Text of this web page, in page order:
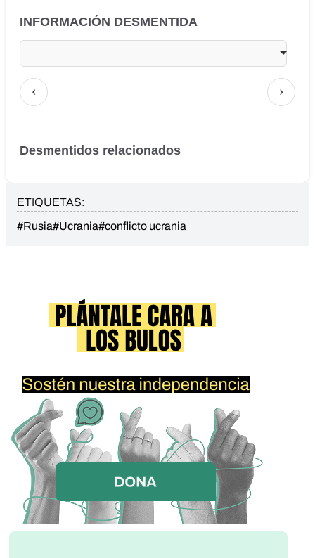
INFORMACIÓN DESMENTIDA
‹ ›
Desmentidos relacionados
ETIQUETAS:
#Rusia#Ucrania#conflicto ucrania